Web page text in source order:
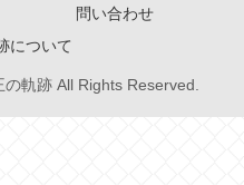
問い合わせ
について
軌跡 All Rights Reserved.